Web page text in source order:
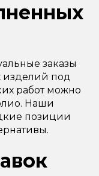
заказы
изделий под
работ можно
Наши
позиции